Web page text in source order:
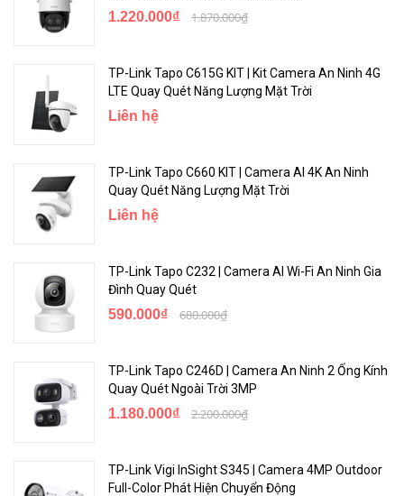
Tích Hợp Mic Đàm Thoại Hai Chiều
cuộc nói chuyện hai chiều trong khi xem nguồn cấp dữ liệu của bạn
từ mọi nơi.
Chỉ cần kết nối máy ảnh của bạn qua cáp RJ45, sau đó nguồn điện
và truyền dữ liệu đều được giải quyết. Phần cứng chống nước bảo
vệ hiệu suất ổn định trong các tình huống ngoài trời.
1.220.000₫ 1.870.000₫
TP-Link Tapo C615G KIT | Kit Camera An Ninh 4G
LTE Quay Quét Năng Lượng Mặt Trời
Liên hệ
TP-Link Tapo C660 KIT | Camera AI 4K An Ninh
Quay Quét Năng Lượng Mặt Trời
Liên hệ
TP-Link Tapo C232 | Camera AI Wi-Fi An Ninh Gia
Đình Quay Quét
590.000₫ 680.000₫
TP-Link Tapo C246D | Camera An Ninh 2 Ống Kính
Quay Quét Ngoài Trời 3MP
1.180.000₫ 2.200.000₫
TP-Link Vigi InSight S345 | Camera 4MP Outdoor
Full-Color Phát Hiện Chuyển Động